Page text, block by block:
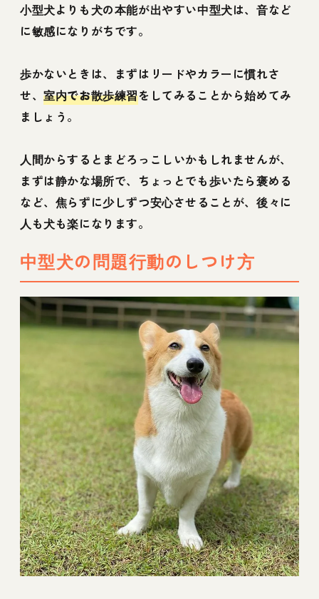
小型犬よりも犬の本能が出やすい中型犬は、音など
に敏感になりがちです。
歩かないときは、まずはリードやカラーに慣れさ
せ、室内でお散歩練習をしてみることから始めてみ
ましょう。
人間からするとまどろっこしいかもしれませんが、
まずは静かな場所で、ちょっとでも歩いたら褒める
など、焦らずに少しずつ安心させることが、後々に
人も犬も楽になります。
中型犬の問題行動のしつけ方